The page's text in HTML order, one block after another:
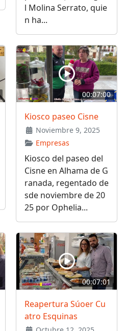
l Molina Serrato, quie
n ha...
00:07:00
Kiosco paseo Cisne
Noviembre 9, 2025
Empresas
Kiosco del paseo del
Cisne en Alhama de G
ranada, regentado de
sde noviembre de 20
25 por Ophelia...
00:07:01
Reapertura Súoer Cu
atro Esquinas